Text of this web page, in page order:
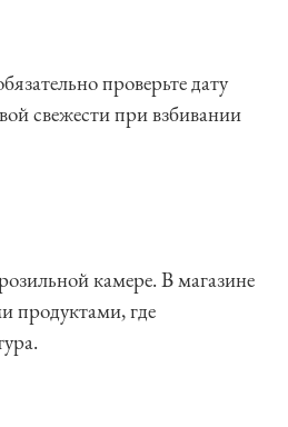
проверьте дату
свежести при взбивании
камере. В магазине
продуктами, где